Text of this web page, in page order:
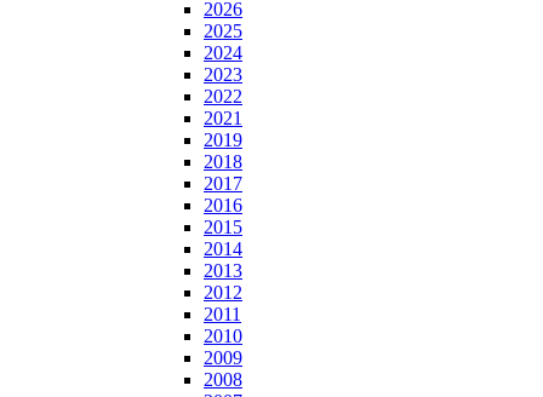
2026
2025
2024
2023
2022
2021
2019
2018
2017
2016
2015
2014
2013
2012
2011
2010
2009
2008